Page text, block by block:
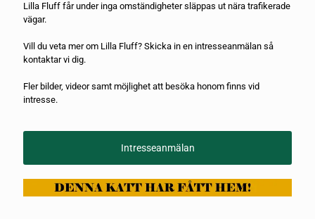
Lilla Fluff får under inga omständigheter släppas ut nära trafikerade
vägar.
Vill du veta mer om Lilla Fluff? Skicka in en intresseanmälan så
kontaktar vi dig.
Fler bilder, videor samt möjlighet att besöka honom finns vid
intresse.
Intresseanmälan